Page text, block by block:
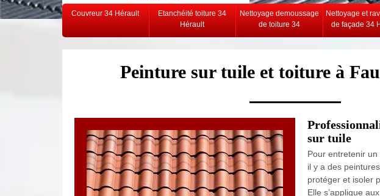
Couvreur 34 Hérault
Etanchéité toiture 34
Hérault
Nettoyage demoussage
de toiture 34
Nettoyage et
de façade 34
Peinture sur tuile et toiture à
sur tuile
Pour entretenir un
il y a des
protéger et isoler
Elle s’applique